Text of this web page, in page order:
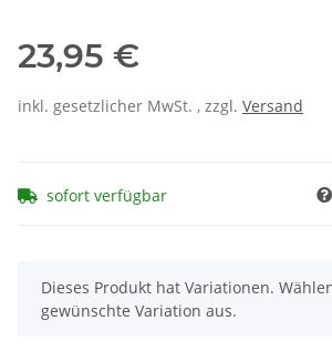
23,95 €
inkl. gesetzlicher MwSt. , zzgl. Versand
sofort verfügbar
x
Dieses Produkt hat Variationen.
gewünschte Variation aus.